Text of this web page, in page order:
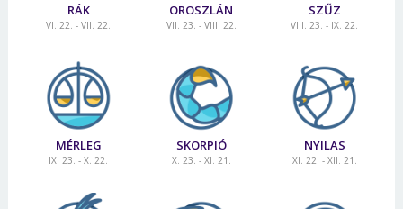
RÁK
VI. 22. - VII. 22.
OROSZLÁN
VII. 23. - VIII. 22.
SZŰZ
VIII. 23. - IX. 22.
MÉRLEG
IX. 23. - X. 22.
SKORPIÓ
X. 23. - XI. 21.
NYILAS
XI. 22. - XII. 21.